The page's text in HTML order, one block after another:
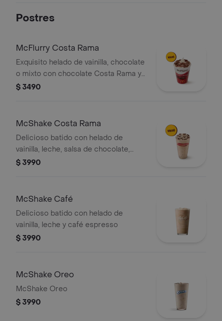
Postres
McFlurry Costa Rama
Exquisito helado de vainilla, chocolate
o mixto con chocolate Costa Rama y
salsa a elección entre chocolate,
$ 3490
McShake Costa Rama
Delicioso batido con helado de
vainilla, leche, salsa de chocolate,
manjar o frutilla y trozos de chocolate
$ 3990
McShake Café
Delicioso batido con helado de
vainilla, leche y café espresso
$ 3990
McShake Oreo
McShake Oreo
$ 3990